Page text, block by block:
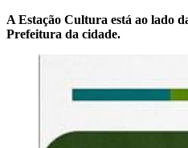
A Estação Cultura está ao lado
Prefeitura da cidade.